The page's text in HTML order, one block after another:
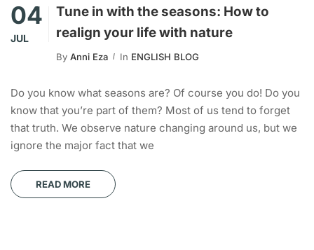
04
JUL
Tune in with the seasons: How to
realign your life with nature
By Anni Eza In ENGLISH BLOG
Do you know what seasons are? Of course you do! Do you
know that you’re part of them? Most of us tend to forget
that truth. We observe nature changing around us, but we
ignore the major fact that we
READ MORE